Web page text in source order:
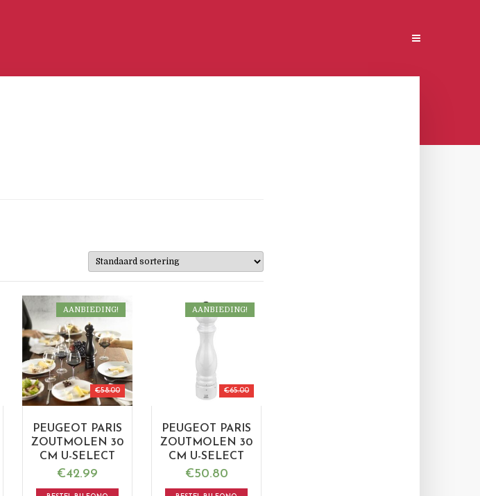
AANBIEDING!
PEUGEOT PARIS
ZOUTMOLEN 30
CM U-SELECT
€58.00
€42.99
AANBIEDING!
PEUGEOT PARIS
ZOUTMOLEN 30
CM U-SELECT
€65.00
€50.80